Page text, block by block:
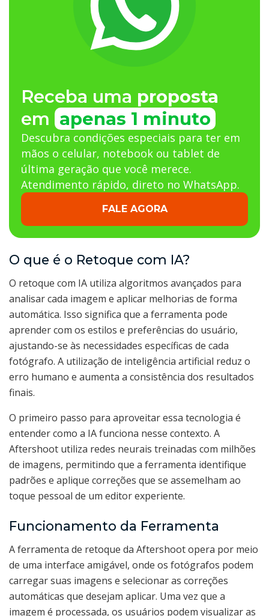
Receba uma proposta
em apenas 1 minuto
Descubra condições especiais para ter em
mãos o celular, notebook ou tablet de
última geração que você merece.
Atendimento rápido, direto no WhatsApp.
FALE AGORA
O que é o Retoque com IA?
O retoque com IA utiliza algoritmos avançados para
analisar cada imagem e aplicar melhorias de forma
automática. Isso significa que a ferramenta pode
aprender com os estilos e preferências do usuário,
ajustando-se às necessidades específicas de cada
fotógrafo. A utilização de inteligência artificial reduz o
erro humano e aumenta a consistência dos resultados
finais.
O primeiro passo para aproveitar essa tecnologia é
entender como a IA funciona nesse contexto. A
Aftershoot utiliza redes neurais treinadas com milhões
de imagens, permitindo que a ferramenta identifique
padrões e aplique correções que se assemelham ao
toque pessoal de um editor experiente.
Funcionamento da Ferramenta
A ferramenta de retoque da Aftershoot opera por meio
de uma interface amigável, onde os fotógrafos podem
carregar suas imagens e selecionar as correções
automáticas que desejam aplicar. Uma vez que a
imagem é processada, os usuários podem visualizar as